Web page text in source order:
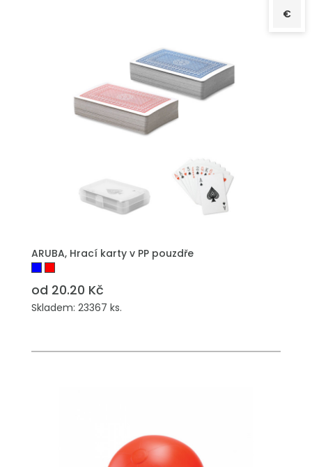
ARUBA, Hrací karty v PP pouzdře
od 20.20 Kč
Skladem: 23367 ks.
€